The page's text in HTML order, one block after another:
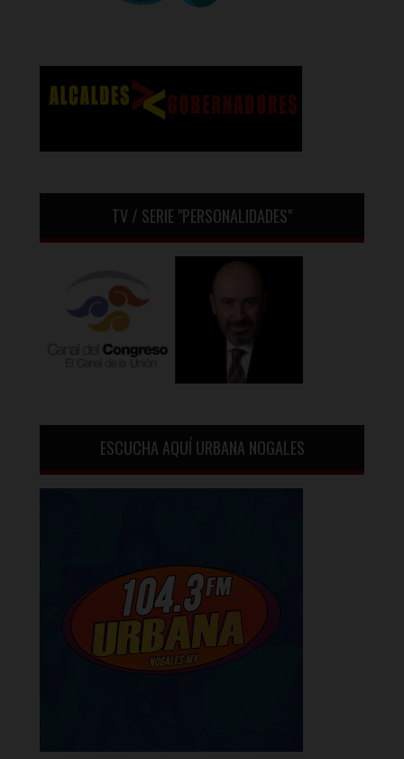
TV / SERIE "PERSONALIDADES"
ESCUCHA AQUÍ URBANA NOGALES